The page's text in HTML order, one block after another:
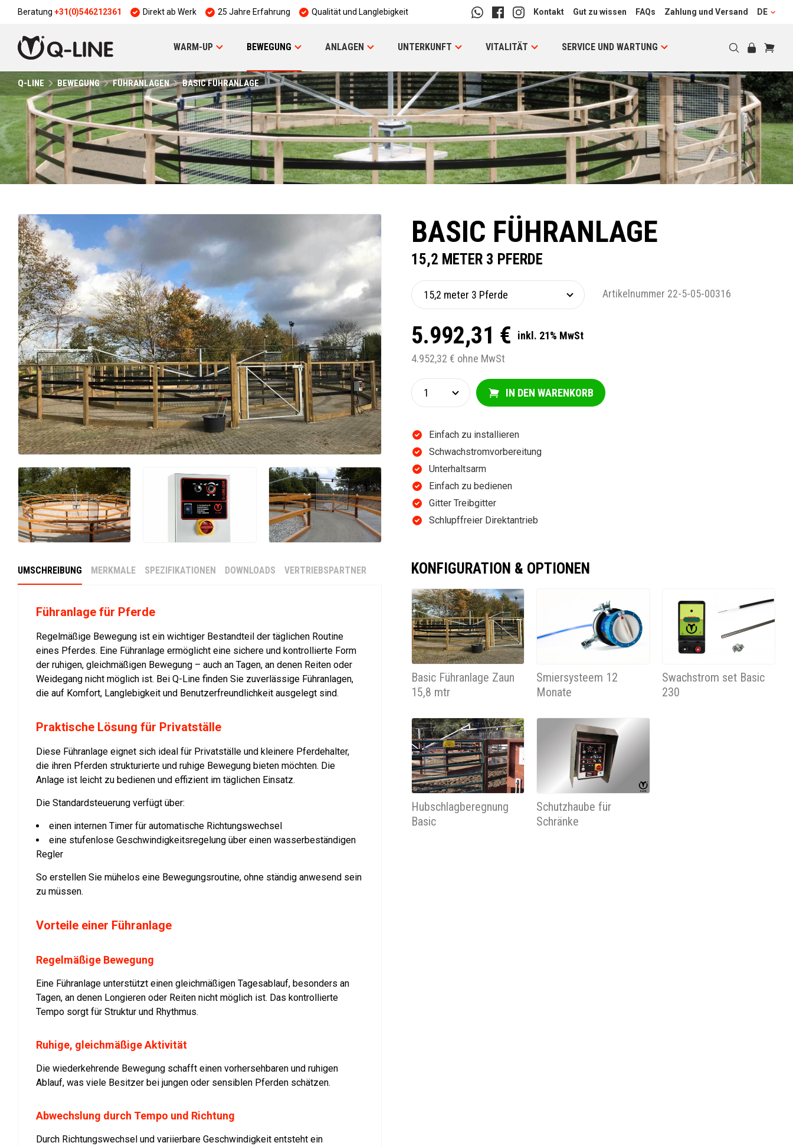
Beratung +31(0)546212361 Direkt ab Werk 25 Jahre Erfahrung Qualität und Langlebigkeit Kontakt Gut zu wissen FAQs Zahlung und Versand DE
WARM-UP BEWEGUNG ANLAGEN UNTERKUNFT VITALITÄT SERVICE UND WARTUNG
Q-LINE BEWEGUNG FÜHRANLAGEN BASIC FÜHRANLAGE
BASIC FÜHRANLAGE
15,2 METER 3 PFERDE
Artikelnummer 22-5-05-00316
5.992,31 €
inkl. 21% MwSt
4.952,32 € ohne MwSt
IN DEN WARENKORB
Einfach zu installieren
Schwachstromvorbereitung
Unterhaltsarm
Einfach zu bedienen
Gitter Treibgitter
Schlupffreier Direktantrieb
UMSCHREIBUNG MERKMALE SPEZIFIKATIONEN DOWNLOADS VERTRIEBSPARTNER
Führanlage für Pferde
Regelmäßige Bewegung ist ein wichtiger Bestandteil der täglichen Routine
eines Pferdes. Eine Führanlage ermöglicht eine sichere und kontrollierte Form
der ruhigen, gleichmäßigen Bewegung – auch an Tagen, an denen Reiten oder
Weidegang nicht möglich ist. Bei Q-Line finden Sie zuverlässige Führanlagen,
die auf Komfort, Langlebigkeit und Benutzerfreundlichkeit ausgelegt sind.
Praktische Lösung für Privatställe
Diese Führanlage eignet sich ideal für Privatställe und kleinere Pferdehalter,
die ihren Pferden strukturierte und ruhige Bewegung bieten möchten. Die
Anlage ist leicht zu bedienen und effizient im täglichen Einsatz.
Die Standardsteuerung verfügt über:
einen internen Timer für automatische Richtungswechsel
eine stufenlose Geschwindigkeitsregelung über einen wasserbeständigen
Regler
So erstellen Sie mühelos eine Bewegungsroutine, ohne ständig anwesend sein
zu müssen.
Vorteile einer Führanlage
Regelmäßige Bewegung
Eine Führanlage unterstützt einen gleichmäßigen Tagesablauf, besonders an
Tagen, an denen Longieren oder Reiten nicht möglich ist. Das kontrollierte
Tempo sorgt für Struktur und Rhythmus.
Ruhige, gleichmäßige Aktivität
Die wiederkehrende Bewegung schafft einen vorhersehbaren und ruhigen
Ablauf, was viele Besitzer bei jungen oder sensiblen Pferden schätzen.
Abwechslung durch Tempo und Richtung
Durch Richtungswechsel und variierbare Geschwindigkeit entsteht ein
KONFIGURATION & OPTIONEN
Basic Führanlage Zaun
15,8 mtr
Smiersysteem 12
Monate
Swachstrom set Basic
230
Hubschlagberegnung
Basic
Schutzhaube für
Schränke